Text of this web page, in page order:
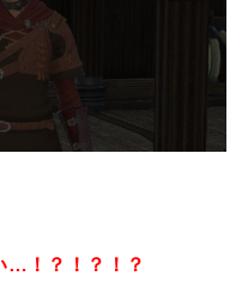
…！？！？！？